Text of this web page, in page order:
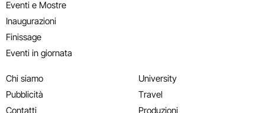
Eventi e Mostre
Inaugurazioni
Finissage
Eventi in giornata
Chi siamo
Pubblicità
Contatti
University
Travel
Produzioni